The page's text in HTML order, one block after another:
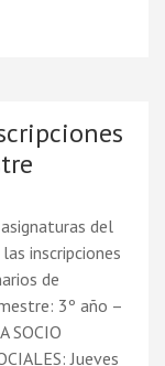
del
inscripciones
de
3º año –
SOCIO
Jueves